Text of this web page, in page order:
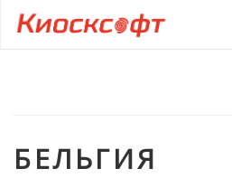
БЕЛЬГИЯ